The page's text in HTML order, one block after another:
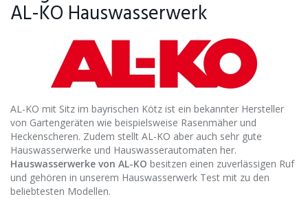
AL-KO Hauswasserwerk
AL-KO mit Sitz im bayrischen Kötz ist ein bekannter Hersteller
von Gartengeräten wie beispielsweise Rasenmäher und
Heckenscheren. Zudem stellt AL-KO aber auch sehr gute
Hauswasserwerke und Hauswasserautomaten her.
Hauswasserwerke von AL-KO besitzen einen zuverlässigen Ruf
und gehören in unserem Hauswasserwerk Test mit zu den
beliebtesten Modellen.